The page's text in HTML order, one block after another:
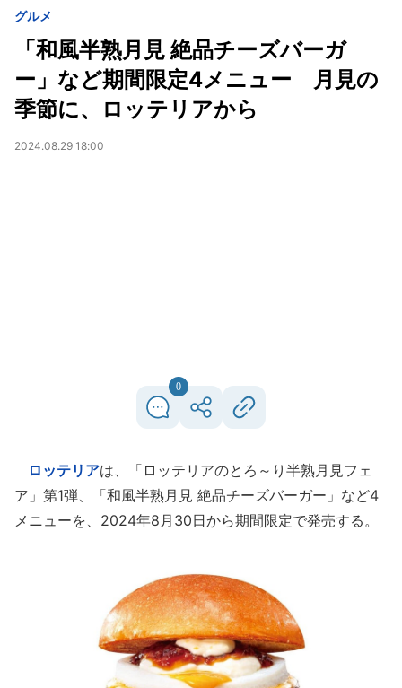
グルメ
「和風半熟月見 絶品チーズバーガ
ー」など期間限定4メニュー 月見の
季節に、ロッテリアから
2024.08.29 18:00
0
ロッテリアは、「ロッテリアのとろ～り半熟月見フェ
ア」第1弾、「和風半熟月見 絶品チーズバーガー」など4
メニューを、2024年8月30日から期間限定で発売する。